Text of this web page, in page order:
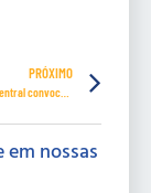
PRÓXIMO
Presidente da Nova Central convoca filiados para a votação da PEC
nossas